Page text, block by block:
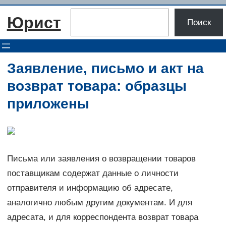
Перейти
Юрист Поиск
Заявление, письмо и акт на
возврат товара: образцы
приложены
Письма или заявления о возвращении товаров
поставщикам содержат данные о личности
отправителя и информацию об адресате,
аналогично любым другим документам. И для
адресата, и для корреспондента возврат товара